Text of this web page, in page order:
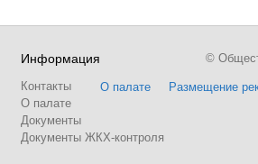
Информация
Контакты
О палате
Документы
Документы ЖКХ-контроля
О палате Размещение
©